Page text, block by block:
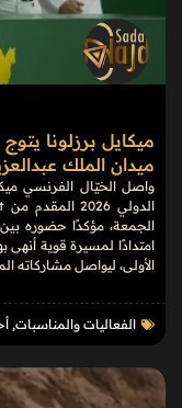
ميدان الملك
واصل الخيّال الفرنسي
الجمعة، مؤكدًا حضوره بين
امتدادًا لمسيرة قوية
الأولى، ليواصل مشاركاته
الفعاليات والمناسبات,